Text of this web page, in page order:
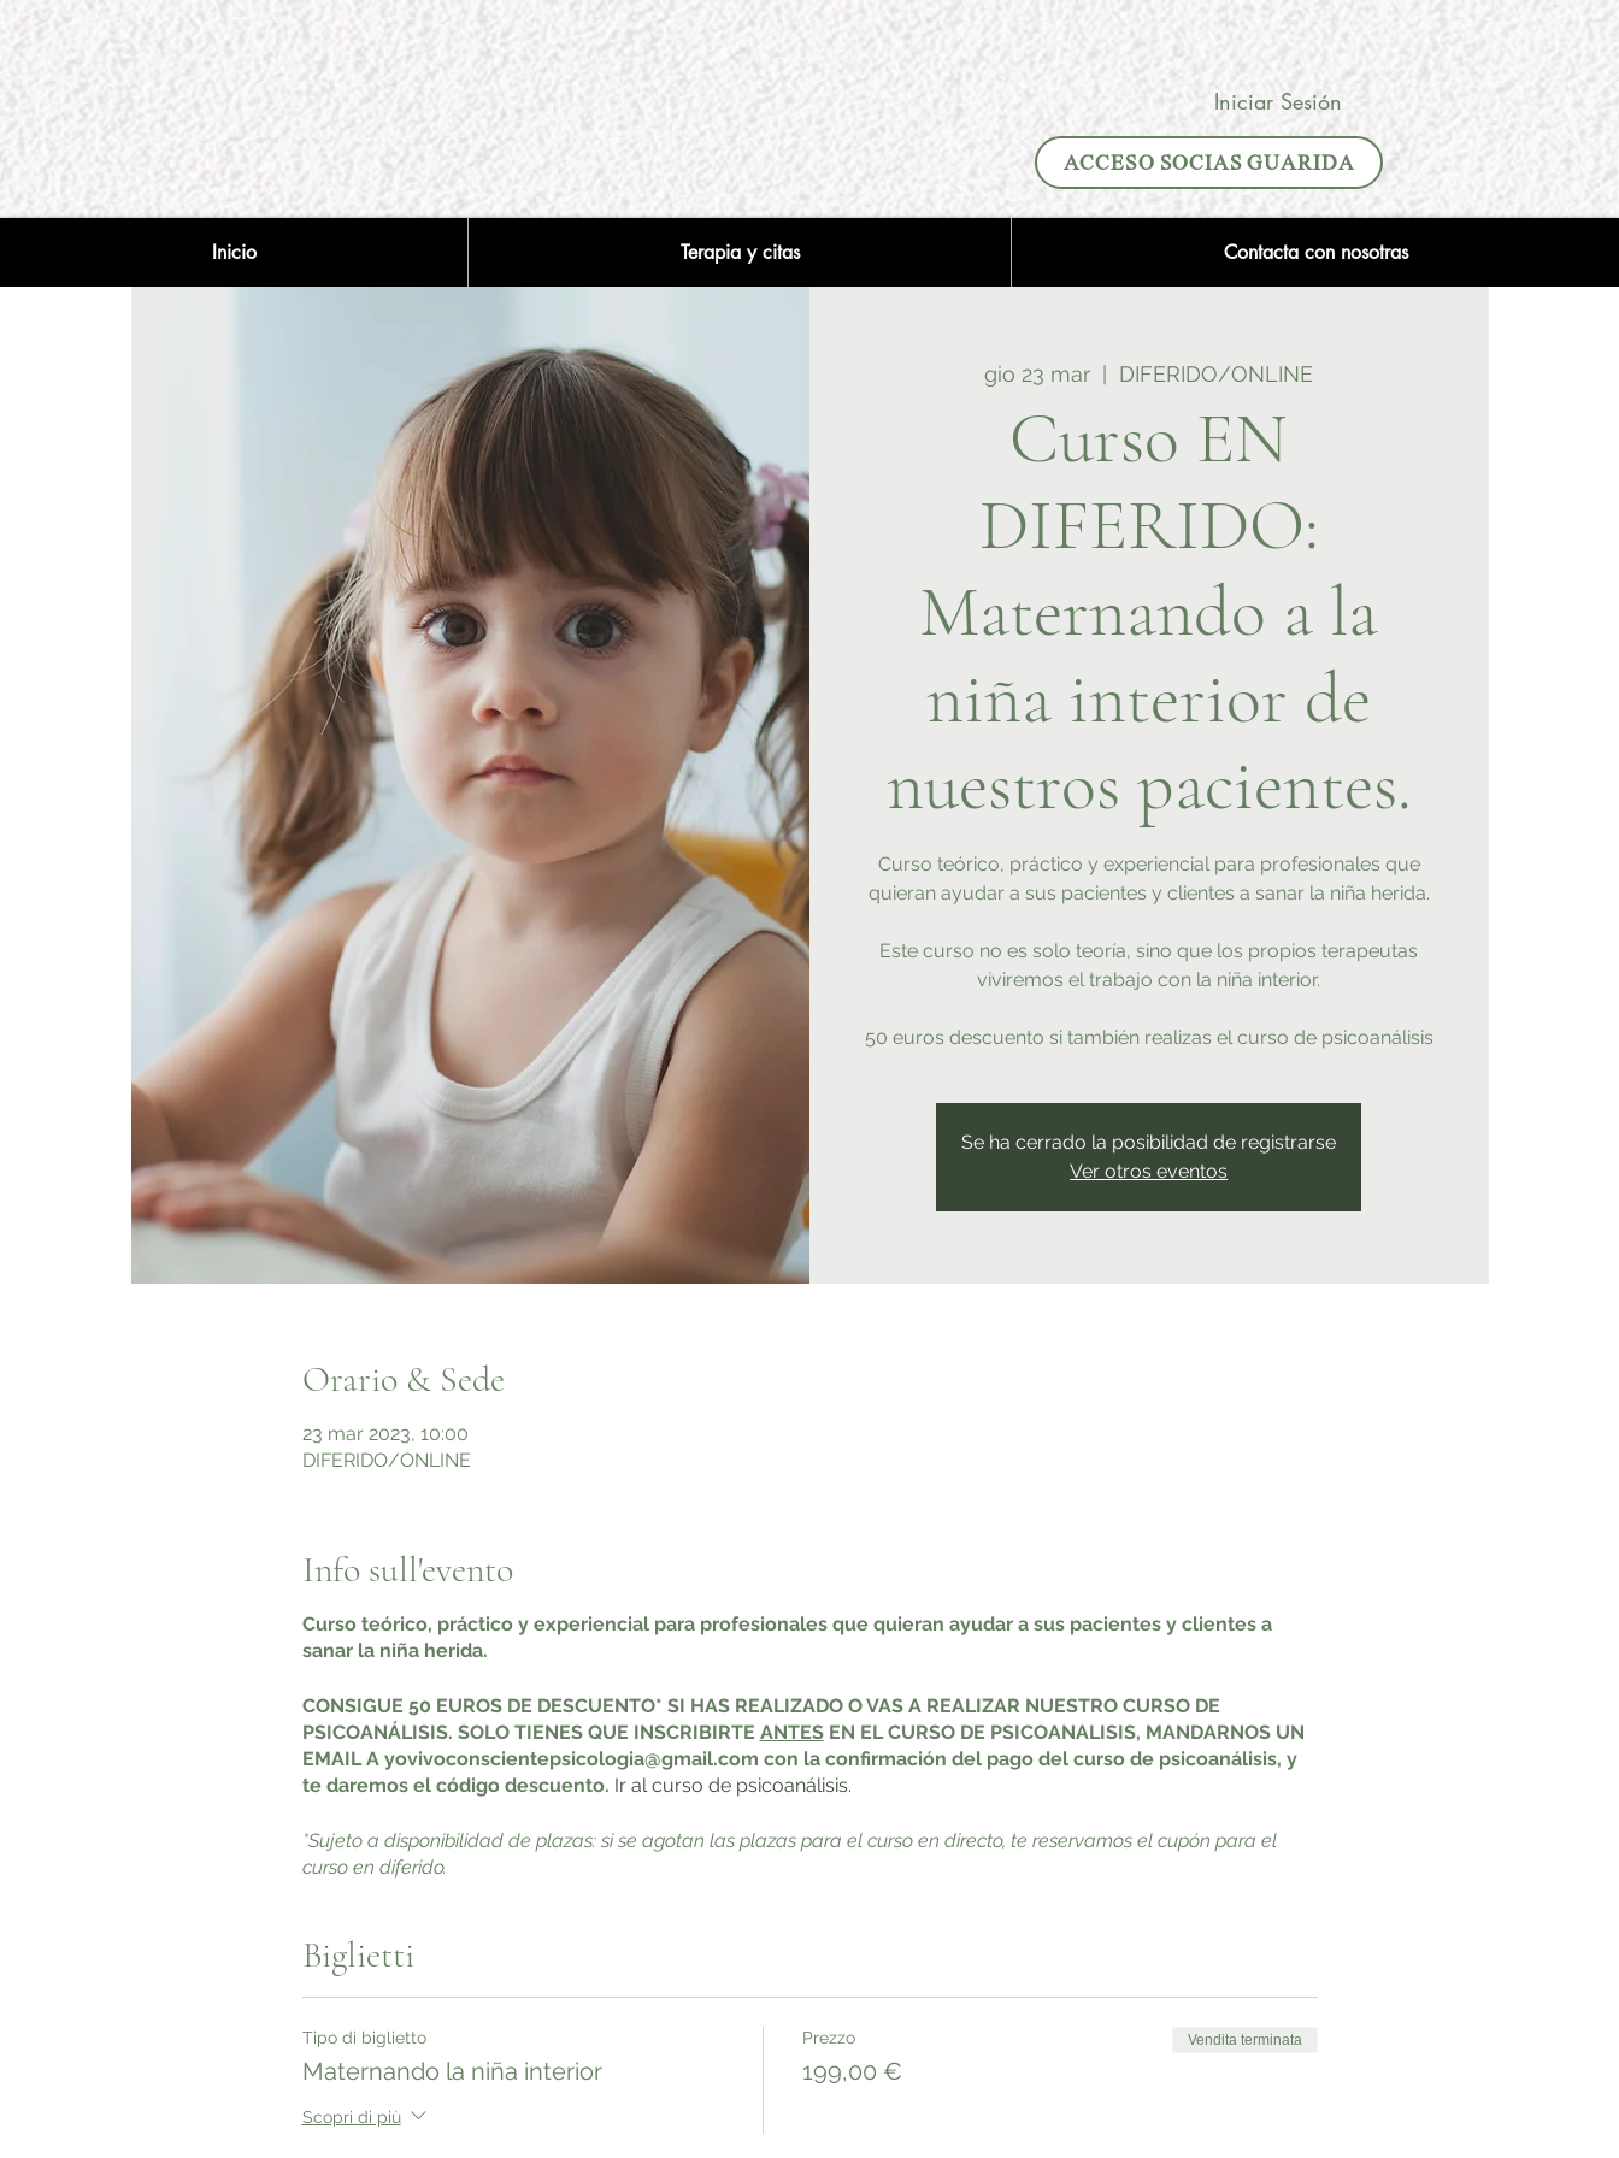
Iniciar Sesión
ACCESO SOCIAS GUARIDA
Inicio Terapia y citas Contacta con nosotras
gio 23 mar DIFERIDO/ONLINE
Curso EN
DIFERIDO:
Maternando a la
niña interior de
nuestros pacientes.
Curso teórico, práctico y experiencial para profesionales que
quieran ayudar a sus pacientes y clientes a sanar la niña herida.
Este curso no es solo teoría, sino que los propios terapeutas
viviremos el trabajo con la niña interior.
Se ha cerrado la posibilidad de registrarse
Ver otros eventos
Orario & Sede
23 mar 2023, 10:00
DIFERIDO/ONLINE
Info sull'evento
Curso teórico, práctico y experiencial para profesionales que quieran ayudar a sus pacientes y clientes a
sanar la niña herida.
CONSIGUE 50 EUROS DE DESCUENTO* SI HAS REALIZADO O VAS A REALIZAR NUESTRO CURSO DE
PSICOANÁLISIS. SOLO TIENES QUE INSCRIBIRTE ANTESEN EL CURSO DE PSICOANALISIS, MANDARNOS UN
EMAIL A yovivoconscientepsicologia@gmail.com con la confirmación del pago del curso de psicoanálisis, y
te daremos el código descuento. Ir al curso de psicoanálisis.
*Sujeto a disponibilidad de plazas: si se agotan las plazas para el curso en directo, te reservamos el cupón para el
curso en diferido.
creados para el trabajo con la niña interior o niño interior.
Sus bases:
- Psicoanálisis.
- Meditación.
Biglietti
Tipo di biglietto
Maternando la niña interior
Scopri di più
Prezzo
199,00 €
Vendita terminata